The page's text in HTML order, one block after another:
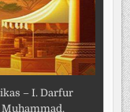
– I. Darfur